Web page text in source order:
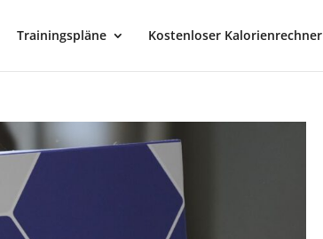
Trainingspläne Kostenloser Kalorienrechner